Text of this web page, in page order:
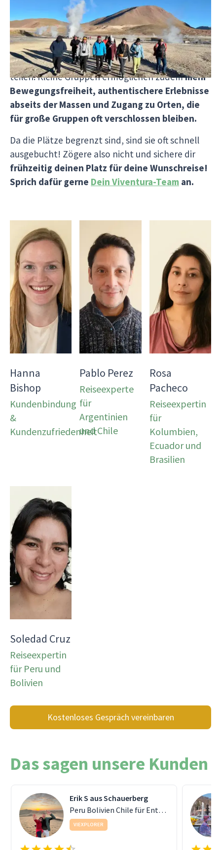
intensive Begegnungen – mit
Mitreisenden, unseren Reiseleitern und den
lokalen Gemeinschaften. Unsere Guides können
individuell auf Fragen eingehen, Aktivitäten
flexibel anpassen und ihr Wissen persönlich
teilen. Kleine Gruppen ermöglichen zudemmehr
Bewegungsfreiheit, authentischere Erlebnisse
abseits der Massen und Zugang zu Orten, die
für große Gruppen oft verschlossen bleiben.
Da die Plätze begrenzt sind, sind sie oft schnell
ausgebucht! Zögere also nicht und sichere dir
frühzeitig deinen Platz für deine Wunschreise!
Sprich dafür gerne Dein Viventura-Team an.
Hanna
Bishop
Kundenbindung
&
Kundenzufriedenheit
Pablo Perez
Reiseexperte
für
Argentinien
und Chile
Rosa
Pacheco
Reiseexpertin
für
Kolumbien,
Ecuador und
Brasilien
Soledad Cruz
Reiseexpertin
für Peru und
Bolivien
Kostenloses Gespräch vereinbaren
Das sagen unsere Kunden
Erik S aus Schauerberg
Peru Bolivien Chile für Entdecker
VIEXPLORER